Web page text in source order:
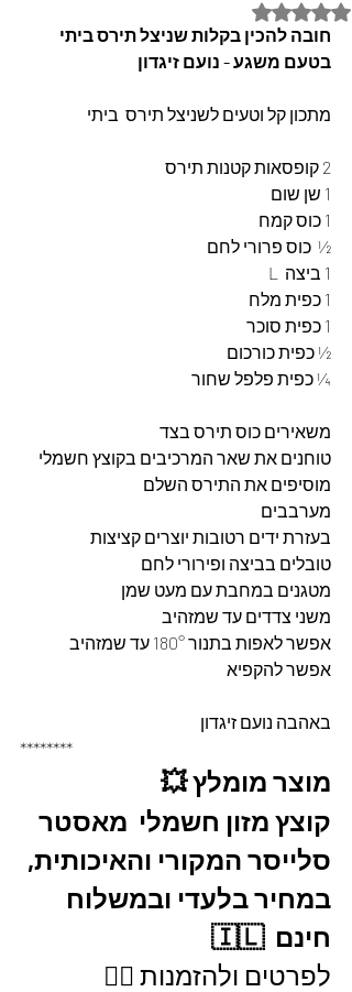
דירוג של NaN מתוך 5 כוכבים
חובה להכין בקלות שניצל תירס ביתי
בטעם משגע - נועם זיגדון
מתכון קל וטעים לשניצל תירס  ביתי
2 קופסאות קטנות תירס
1 שן שום
1 כוס קמח
½  כוס פרורי לחם
1 ביצה  L
1 כפית מלח
1 כפית סוכר
½ כפית כורכום
¼ כפית פלפל שחור
משאירים כוס תירס בצד
טוחנים את שאר המרכיבים בקוצץ חשמלי
מוסיפים את התירס השלם
מערבבים
בעזרת ידים רטובות יוצרים קציצות
טובלים בביצה ופירורי לחם
מטגנים במחבת עם מעט שמן
משני צדדים עד שמזהיב
אפשר לאפות בתנור 180° עד שמזהיב
אפשר להקפיא
באהבה נועם זיגדון
********
מוצר מומלץ 💥
קוצץ מזון חשמלי  מאסטר
סלייסר המקורי והאיכותית,
במחיר בלעדי ובמשלוח
חינם  🇮🇱
לפרטים ולהזמנות 👇🏼